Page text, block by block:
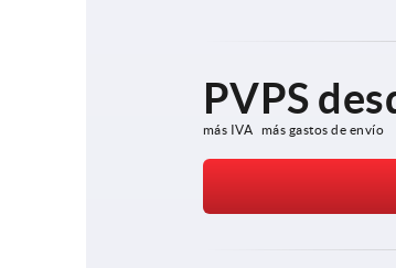
PVPS
más IVA más gastos de envío